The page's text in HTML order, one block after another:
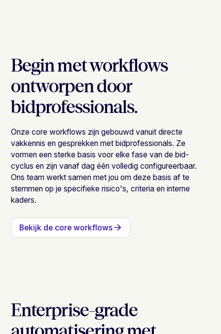
Begin met workflows
ontworpen door
bidprofessionals.
Onze core workflows zijn gebouwd vanuit directe
vakkennis en gesprekken met bidprofessionals. Ze
vormen een sterke basis voor elke fase van de bid-
cyclus en zijn vanaf dag één volledig configureerbaar.
Ons team werkt samen met jou om deze basis af te
stemmen op je specifieke risico's, criteria en interne
kaders.
Bekijk de core workflows
Enterprise-grade